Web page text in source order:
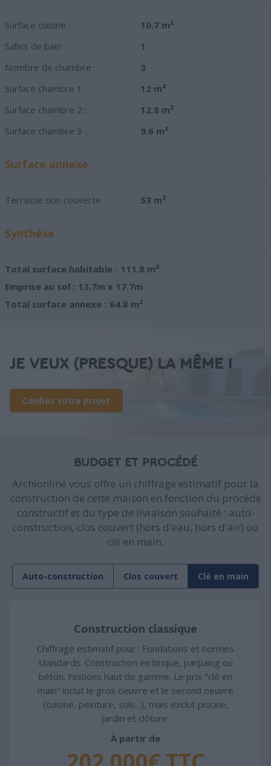
Surface cuisine :
10.7 m²
Salles de bain :
1
Nombre de chambre :
3
Surface chambre 1 :
12 m²
Surface chambre 2 :
12.8 m²
Surface chambre 3 :
9.6 m²
Surface annexe
Terrasse non couverte : 53 m²
Synthèse
Total surface habitable : 111.8 m²
Emprise au sol : 13.7m x 17.7m
Total surface annexe : 64.8 m²
JE VEUX (PRESQUE) LA MÊME !
Confiez votre projet
BUDGET ET PROCÉDÉ
Archionline vous offre un chiffrage estimatif pour la
construction de cette maison en fonction du procédé
constructif et du type de livraison souhaité : auto-
construction, clos couvert (hors d'eau, hors d'air) ou
clé en main.
Auto-construction Clos couvert Clé en main
Construction classique
Chiffrage estimatif pour : Fondations et normes
standards. Construction en brique, parpaing ou
béton. Finitions haut de gamme. Le prix "clé en
main" inclut le gros oeuvre et le second oeuvre
(cuisine, peinture, sols...), mais exclut piscine,
jardin et clôture.
À partir de